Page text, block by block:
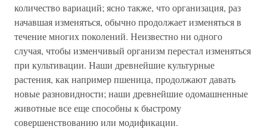
количество вариаций; ясно также, что организация, раз
начавшая изменяться, обычно продолжает изменяться в
течение многих поколений. Неизвестно ни одного
случая, чтобы изменчивый организм перестал изменяться
при культивации. Наши древнейшие культурные
растения, как например пшеница, продолжают давать
новые разновидности; наши древнейшие одомашненные
животные все еще способны к быстрому
совершенствованию или модификации.